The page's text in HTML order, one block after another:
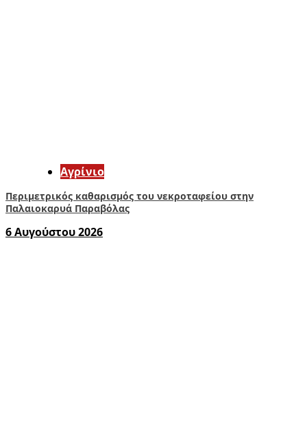
Aγρίνιο
Περιμετρικός καθαρισμός του νεκροταφείου στην
Παλαιοκαρυά Παραβόλας
6 Αυγούστου 2026